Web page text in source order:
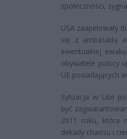
społeczności,
USA zaapelowały
się z ambasadą
ewentualnej
obywatele polscy
UE posiadających
Sytuacja w Libii
być
2011 roku, która
dekady chaosu i